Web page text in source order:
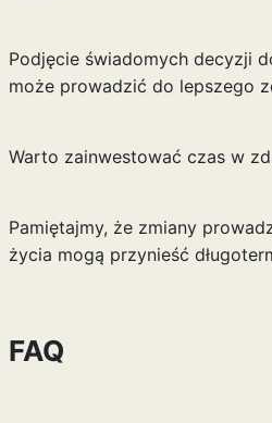
Podjęcie świadomych decyzji
może prowadzić do lepszego
Warto zainwestować czas w
Pamiętajmy, że zmiany
życia mogą przynieść
FAQ